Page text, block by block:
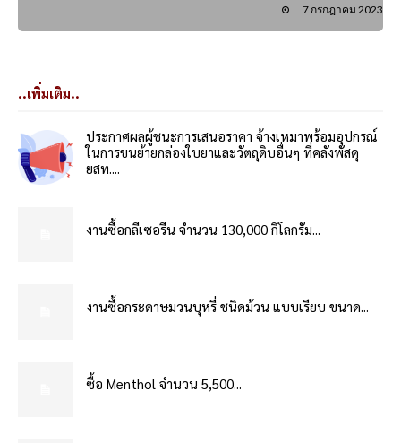
7 กรกฎาคม 2023
..เพิ่มเติม..
ประกาศผลผู้ชนะการเสนอราคา จ้างเหมาพร้อมอุปกรณ์
ในการขนย้ายกล่องใบยาและวัตถุดิบอื่นๆ ที่คลังพัสดุ
ยสท....
งานซื้อกลีเซอรีน จำนวน 130,000 กิโลกรัม...
งานซื้อกระดาษมวนบุหรี่ ชนิดม้วน แบบเรียบ ขนาด...
ซื้อ Menthol จำนวน 5,500...